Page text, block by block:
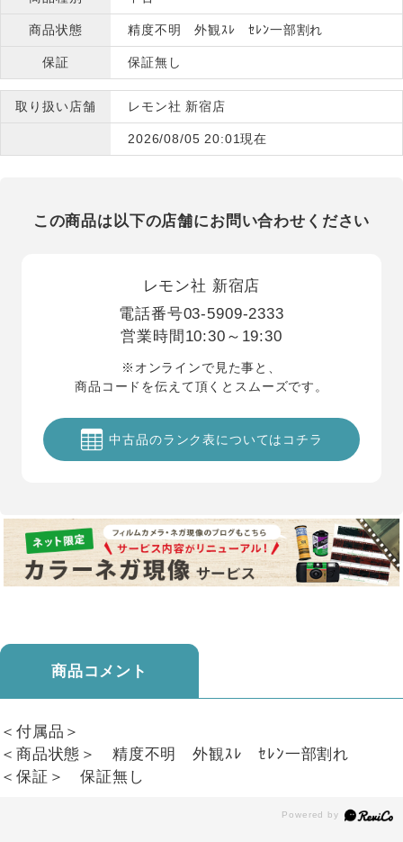
商品状態 精度不明 外観ｽﾚ ｾﾚﾝ一部割れ
保証 保証無し
取り扱い店舗 レモン社 新宿店
2026/08/05 20:01現在
この商品は以下の店舗にお問い合わせください
レモン社 新宿店
電話番号03-5909-2333
営業時間 10:30～19:30
※オンラインで見た事と、
商品コードを伝えて頂くとスムーズです。
中古品のランク表についてはコチラ
商品コメント
＜付属品＞
＜商品状態＞ 精度不明 外観ｽﾚ ｾﾚﾝ一部割れ
＜保証＞ 保証無し